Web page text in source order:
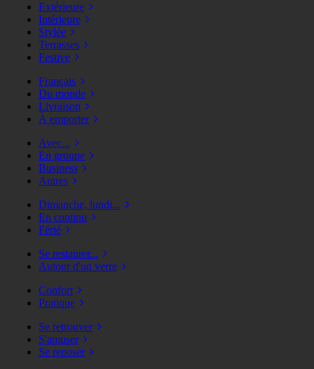
Extérieure
Intérieure
Stylée
Terrasses
Festive
Français
Du monde
Livraison
À emporter
Avec...
En groupe
Business
Autres
Dimanche, lundi...
En continu
Férié
Se restaurer...
Autour d'un verre
Confort
Pratique
Se retrouver
S'amuser
Se reposer